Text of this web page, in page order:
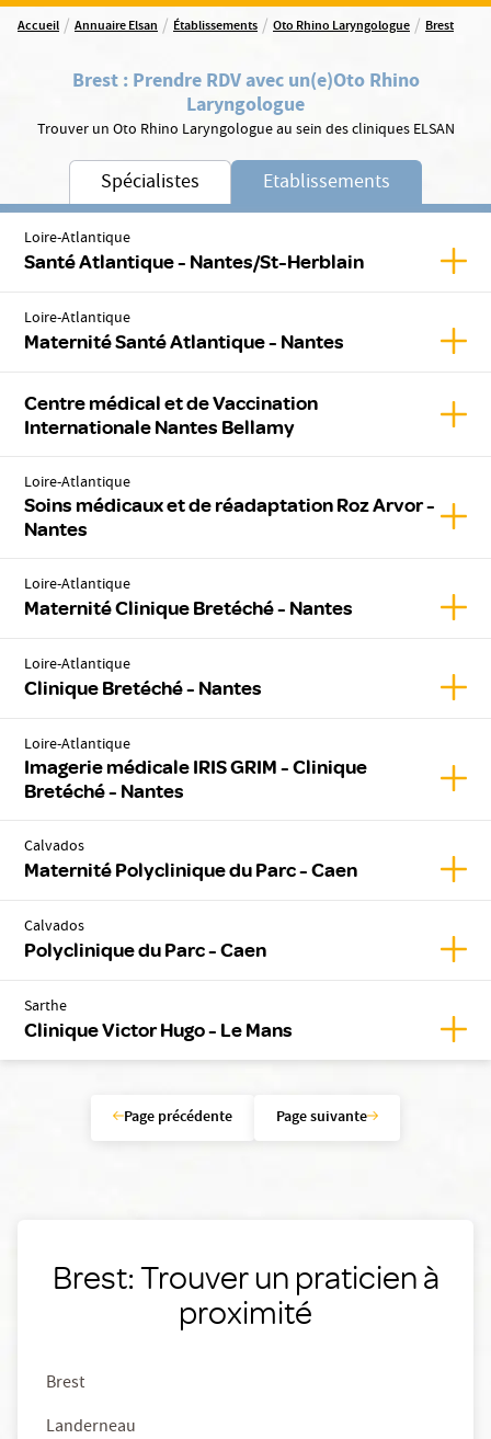
Accueil / Annuaire Elsan / Établissements / Oto Rhino Laryngologue / Brest
Brest: Prendre RDV avec un(e)Oto Rhino
Laryngologue
Trouver un Oto Rhino Laryngologue au sein des cliniques ELSAN
Spécialistes Etablissements
Loire-Atlantique
Santé Atlantique - Nantes/St-Herblain
Loire-Atlantique
Maternité Santé Atlantique - Nantes
Centre médical et de Vaccination
Internationale Nantes Bellamy
Loire-Atlantique
Soins médicaux et de réadaptation Roz Arvor -
Nantes
Loire-Atlantique
Maternité Clinique Bretéché - Nantes
Loire-Atlantique
Clinique Bretéché - Nantes
Loire-Atlantique
Imagerie médicale IRIS GRIM - Clinique
Bretéché - Nantes
Calvados
Maternité Polyclinique du Parc - Caen
Calvados
Polyclinique du Parc - Caen
Sarthe
Clinique Victor Hugo - Le Mans
Page précédente Page suivante
Brest: Trouver un praticien à
proximité
Brest
Landerneau